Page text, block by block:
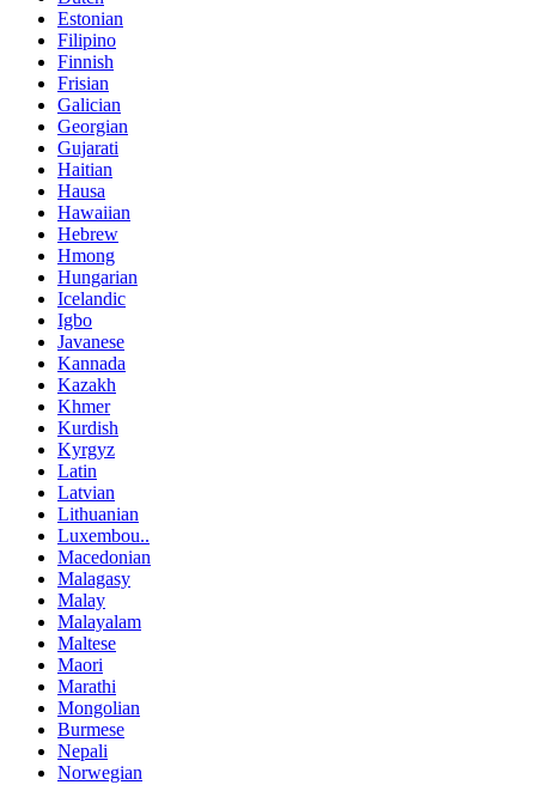
Estonian
Filipino
Finnish
Frisian
Galician
Georgian
Gujarati
Haitian
Hausa
Hawaiian
Hebrew
Hmong
Hungarian
Icelandic
Igbo
Javanese
Kannada
Kazakh
Khmer
Kurdish
Kyrgyz
Latin
Latvian
Lithuanian
Luxembou..
Macedonian
Malagasy
Malay
Malayalam
Maltese
Maori
Marathi
Mongolian
Burmese
Nepali
Norwegian